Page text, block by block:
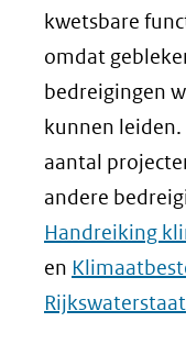
kwetsbare
omdat
bedreigingen
kunnen leiden.
aantal
andere
Handreiking
en
Rijkswaterstaat